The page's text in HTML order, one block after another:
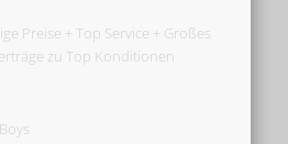
Preise + Top Service + Großes
zu Top Konditionen